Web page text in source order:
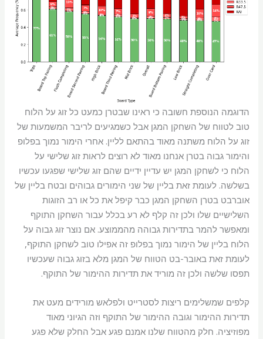
הדוגמה הנוספת חשובה כי ראינו שבטרן כמעט כל זוג על הלוח
טוב לטווח של השחקן המגן אבל כשמגיעים לריבר המשמעות של
זוג על הלוח משתנה מאוד בהתאם לליין. אחרי הימור נמוך בפלופ
והימור גבוה בטרן אנחנו מאוד לא רוצים לראות זוג שלישי על
הלוח כי לשחקן המגן יש עדיין ידיים שהם זוג שלישי שפגעו עכשיו
בשלשה. לעומת זאת בליין של שני הימורים גבוהים ובטח בליין של
אוברבט בטרן השחקן המגן כבר קיפל את כל או רב הזוגות
השלישיים שלו ולכן זה קלף לא רע בכלל עבור השחקן התוקף
ומאפשר להמר בתדירות גבוהה מהממוצע. אם נוצר זוג גבוה על
הלוח בליין של הימור נמוך בפלופ זה אפילו טוב לשחקן התוקף,
לעומת זאת באובר-בט הטווח של המגן מלא בזוג גבוה שעכשיו
תפסו שלשה ולכן זה מוריד את תדירות ההימור של התוקף.
קלפים שמשלימים ריצות לסטרייט ולפלאש מורידים מעט את
תדירות ההימור וגובה ההימור של התוקף וזה הגיוני מאוד
מפוזיציה. חלק מהטווח שלנו אמנם פגע אבל החלק שלא פגע